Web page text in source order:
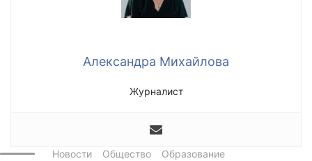
Александра Михайлова
Журналист
Новости Общество Образование